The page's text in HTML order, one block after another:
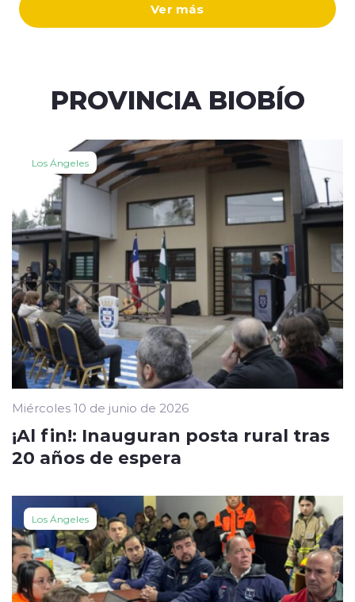
Ver más
PROVINCIA BIOBÍO
Los Ángeles
Miércoles 10 de junio de 2026
¡Al fin!: Inauguran posta rural tras
20 años de espera
Los Ángeles